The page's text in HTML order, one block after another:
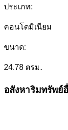
ประเภท:
คอนโดมิเนียม
ขนาด:
24.78 ตรม.
อสังหาริมทรัพ